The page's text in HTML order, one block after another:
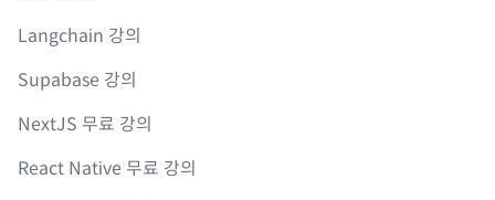
Langchain 강의
Supabase 강의
NextJS 무료 강의
React Native 무료 강의